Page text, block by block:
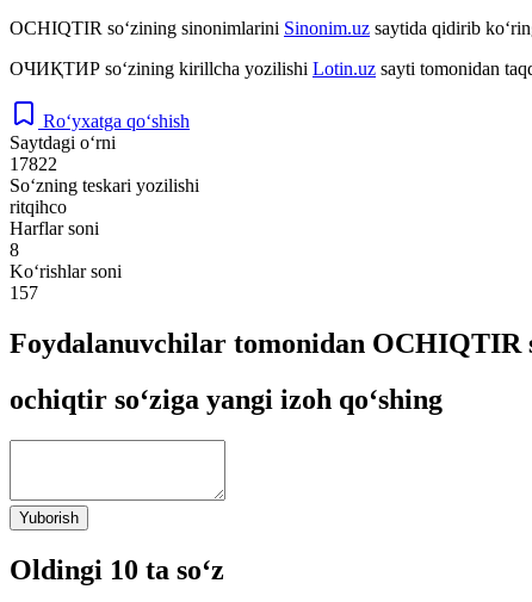
OCHIQTIR so‘zining sinonimlarini Sinonim.uz saytida qidirib
ОЧИҚТИР so‘zining kirillcha yozilishi Lotin.uz sayti tomonidan
Ro‘yxatga qo‘shish
Saytdagi o‘rni
17822
So‘zning teskari yozilishi
ritqihco
Harflar soni
8
Ko‘rishlar soni
157
Foydalanuvchilar tomonidan OCHIQTIR
ochiqtir so‘ziga yangi izoh qo‘shing
Yuborish
Oldingi 10 ta so‘z